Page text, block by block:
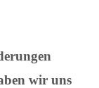
wir uns